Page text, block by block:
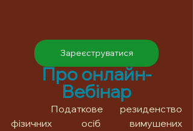
Зареєструватися
Про онлайн-
Вебінар
фізичних осіб вимушених